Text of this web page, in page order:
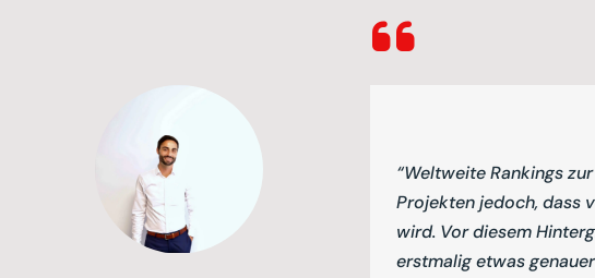
“Weltweite Rankings
Projekten jedoch, dass
wird. Vor diesem
erstmalig etwas